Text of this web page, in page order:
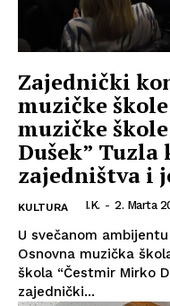
Zajednički
muzičke
muzičke
Dušek” Tuzla
zajedništva i
KULTURA I.K. - 2. Marta
U svečanom
Osnovna muzička
škola “Čestmir Mirko
zajednički...